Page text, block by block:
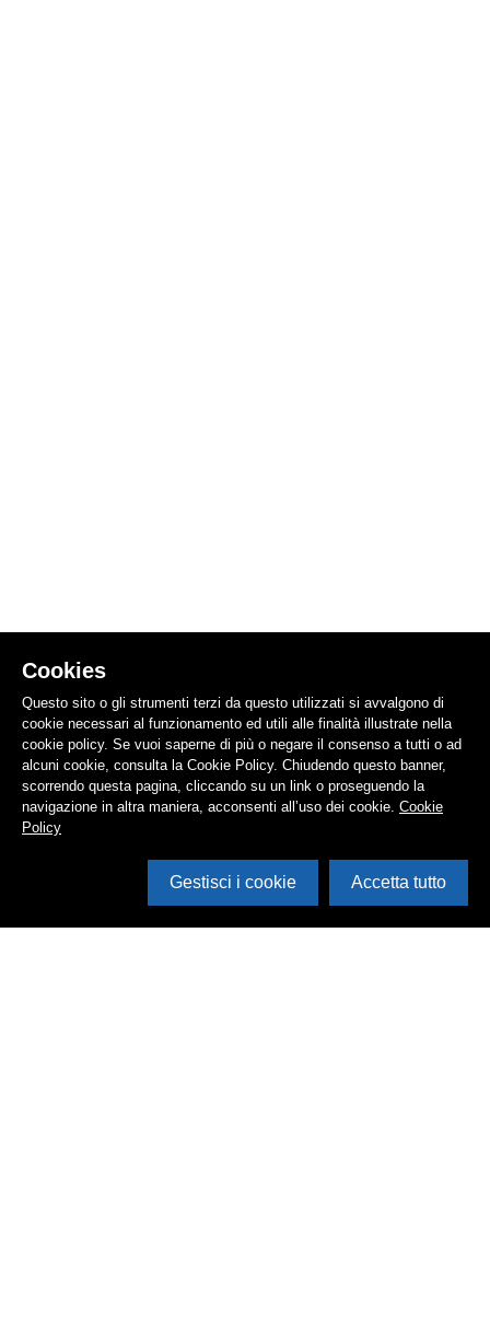
Cookies
Questo sito o gli strumenti terzi da questo utilizzati si avvalgono di
cookie necessari al funzionamento ed utili alle finalità illustrate nella
cookie policy. Se vuoi saperne di più o negare il consenso a tutti o ad
alcuni cookie, consulta la Cookie Policy. Chiudendo questo banner,
scorrendo questa pagina, cliccando su un link o proseguendo la
navigazione in altra maniera, acconsenti all’uso dei cookie. Cookie
Policy
Gestisci i cookie Accetta tutto